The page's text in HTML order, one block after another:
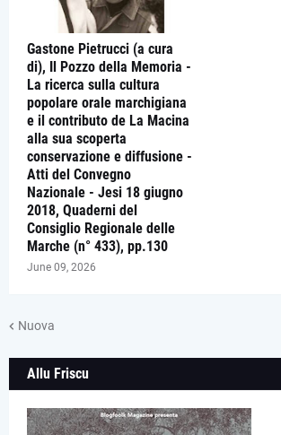
Gastone Pietrucci (a cura
di), Il Pozzo della Memoria -
La ricerca sulla cultura
popolare orale marchigiana
e il contributo de La Macina
alla sua scoperta
conservazione e diffusione -
Atti del Convegno
Nazionale - Jesi 18 giugno
2018, Quaderni del
Consiglio Regionale delle
Marche (n° 433), pp.130
June 09, 2026
Nuova
Allu Friscu